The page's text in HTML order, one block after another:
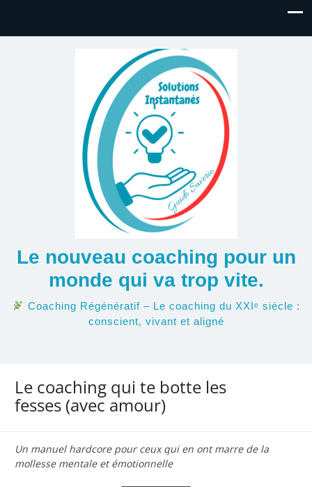
Le nouveau coaching pour un
monde qui va trop vite.
Coaching Régénératif – Le coaching du XXIᵉ siècle :
conscient, vivant et aligné
Le coaching qui te botte les
fesses (avec amour)
Un manuel hardcore pour ceux qui en ont marre de la
mollesse mentale et émotionnelle